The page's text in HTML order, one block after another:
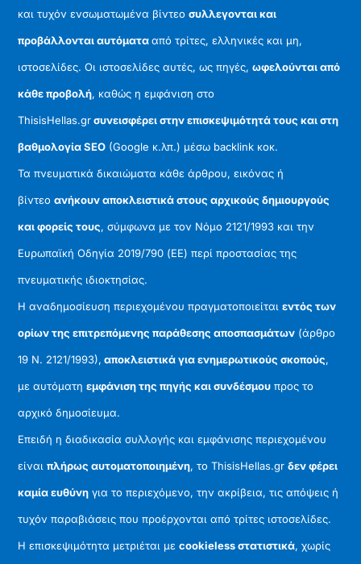
και τυχόν ενσωματωμένα βίντεοσυλλεγονται και
προβάλλονται αυτόματααπό τρίτες, ελληνικές και μη,
ιστοσελίδες. Οι ιστοσελίδες αυτές, ως πηγές,ωφελούνται από
κάθε προβολή, καθώς η εμφάνιση στο
ThisisHellas.grσυνεισφέρει στην επισκεψιμότητά τους και στη
βαθμολογία SEO (Google κ.λπ.) μέσω backlink κοκ.
Τα πνευματικά δικαιώματα κάθε άρθρου, εικόνας ή
βίντεοανήκουν αποκλειστικά στους αρχικούς δημιουργούς
και φορείς τους, σύμφωνα με τον Νόμο 2121/1993 και την
Ευρωπαϊκή Οδηγία 2019/790 (ΕΕ) περί προστασίας της
πνευματικής ιδιοκτησίας.
Η αναδημοσίευση περιεχομένου πραγματοποιείταιεντός των
ορίων της επιτρεπόμενης παράθεσης αποσπασμάτων (άρθρο
19 Ν. 2121/1993), αποκλειστικά για ενημερωτικούς σκοπούς,
με αυτόματηεμφάνιση της πηγής και συνδέσμου προς το
αρχικό δημοσίευμα.
Επειδή η διαδικασία συλλογής και εμφάνισης περιεχομένου
είναιπλήρως αυτοματοποιημένη, το ThisisHellas.grδεν φέρει
καμία ευθύνη για το περιεχόμενο, την ακρίβεια, τις απόψεις ή
τυχόν παραβιάσεις που προέρχονται από τρίτες ιστοσελίδες.
Η επισκεψιμότητα μετριέται μεcookieless στατιστικά, χωρίς